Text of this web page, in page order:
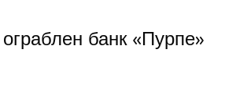
банк «Пурпе»